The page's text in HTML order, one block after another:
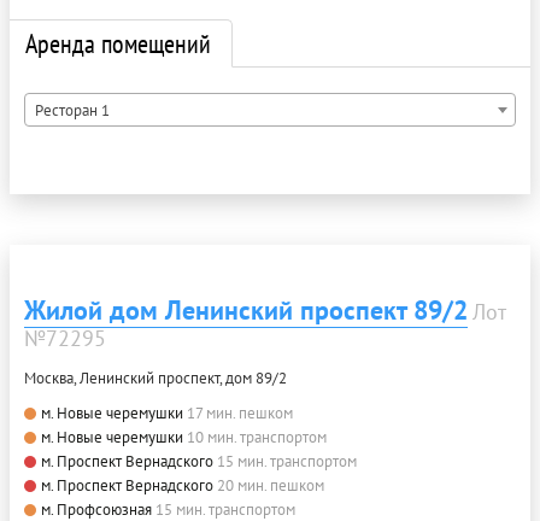
Аренда помещений
Ресторан 1
Жилой дом Ленинский проспект 89/2 Лот
№72295
Москва, Ленинский проспект, дом 89/2
м. Новые черемушки 17 мин. пешком
м. Новые черемушки 10 мин. транспортом
м. Проспект Вернадского 15 мин. транспортом
м. Проспект Вернадского 20 мин. пешком
м. Профсоюзная 15 мин. транспортом